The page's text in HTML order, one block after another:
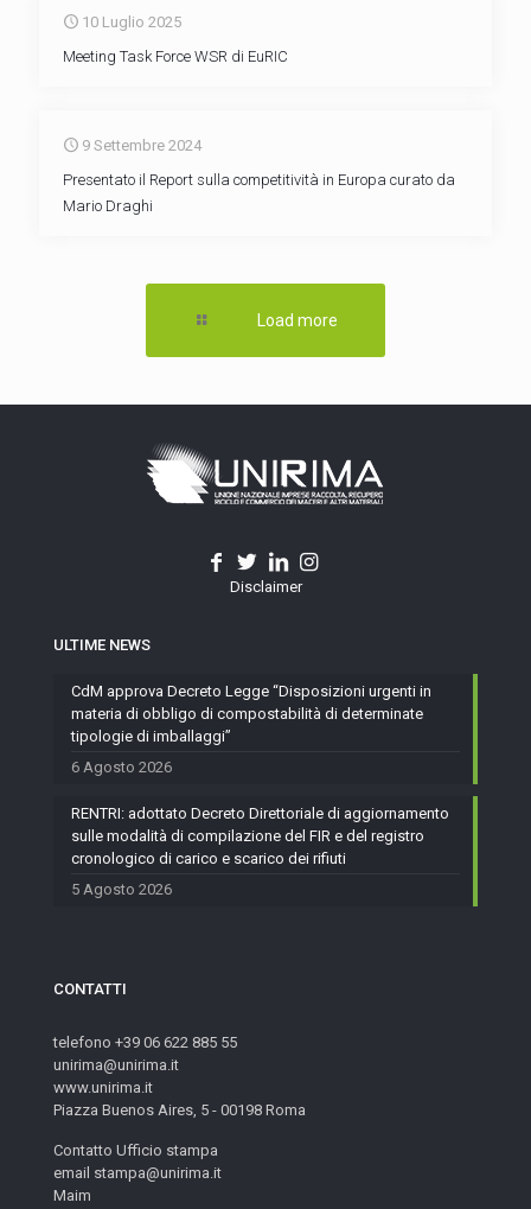
10 Luglio 2025
Meeting Task Force WSR di EuRIC
9 Settembre 2024
Presentato il Report sulla competitività in Europa curato da
Mario Draghi
Load more
Disclaimer
ULTIME NEWS
CdM approva Decreto Legge “Disposizioni urgenti in
materia di obbligo di compostabilità di determinate
tipologie di imballaggi”
6 Agosto 2026
RENTRI: adottato Decreto Direttoriale di aggiornamento
sulle modalità di compilazione del FIR e del registro
cronologico di carico e scarico dei rifiuti
5 Agosto 2026
CONTATTI
telefono +39 06 622 885 55
unirima@unirima.it
www.unirima.it
Piazza Buenos Aires, 5 - 00198 Roma
Contatto Ufficio stampa
email stampa@unirima.it
Maim